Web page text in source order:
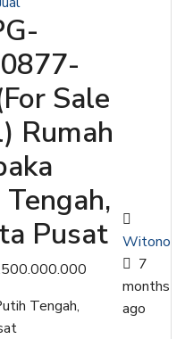
Sale
Rumah
Pusat
Tengah,
Witono
7
months
ago